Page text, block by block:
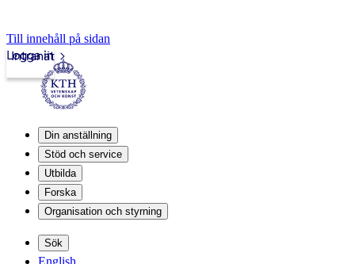
Till innehåll på sidan
Intranät
Logga in
Din anställning
Stöd och service
Utbilda
Forska
Organisation och styrning
Sök
English